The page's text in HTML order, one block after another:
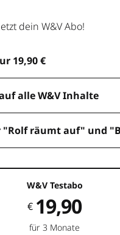
dein W&V Abo!
19,90 €
alle W&V Inhalte
räumt auf" und
W&V Testabo
€ 19,90
für 3 Monate